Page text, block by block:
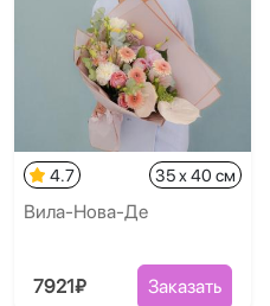
4.7 35 x 40 см
Вила-Нова-Де
7921₽ Заказать